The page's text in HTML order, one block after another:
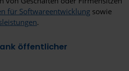
für Softwareentwicklung sowie
.
öffentlicher